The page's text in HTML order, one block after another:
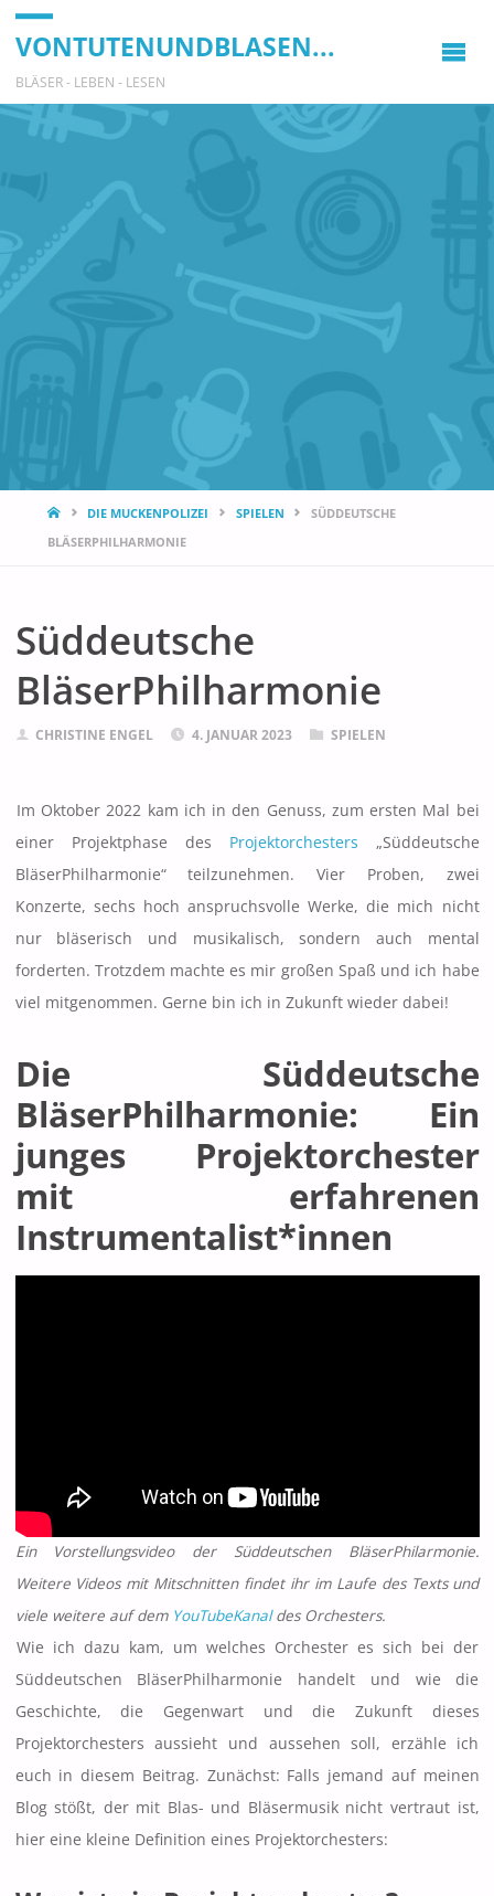
VONTUTENUNDBLASEN...
BLÄSER - LEBEN - LESEN
STARTDIE MUCKENPOLIZEI SPIELEN
SÜDDEUTSCHE
BLÄSERPHILHARMONIE
Süddeutsche
BläserPhilharmonie
CHRISTINE ENGEL 4. JANUAR 2023 SPIELEN
Im Oktober 2022 kam ich in den Genuss, zum ersten Mal bei
einer Projektphase des Projektorchesters „Süddeutsche
BläserPhilharmonie“ teilzunehmen. Vier Proben, zwei
Konzerte, sechs hoch anspruchsvolle Werke, die mich nicht
nur bläserisch und musikalisch, sondern auch mental
forderten. Trotzdem machte es mir großen Spaß und ich habe
viel mitgenommen. Gerne bin ich in Zukunft wieder dabei!
Die Süddeutsche
BläserPhilharmonie: Ein
junges Projektorchester
mit erfahrenen
Instrumentalist*innen
Ein Vorstellungsvideo der Süddeutschen BläserPhilarmonie.
Weitere Videos mit Mitschnitten findet ihr im Laufe des Texts und
viele weitere auf dem YouTubeKanaldes Orchesters.
Wie ich dazu kam, um welches Orchester es sich bei der
Süddeutschen BläserPhilharmonie handelt und wie die
Geschichte, die Gegenwart und die Zukunft dieses
Projektorchesters aussieht und aussehen soll, erzähle ich
euch in diesem Beitrag. Zunächst: Falls jemand auf meinen
Blog stößt, der mit Blas- und Bläsermusik nicht vertraut ist,
hier eine kleine Definition eines Projektorchesters: